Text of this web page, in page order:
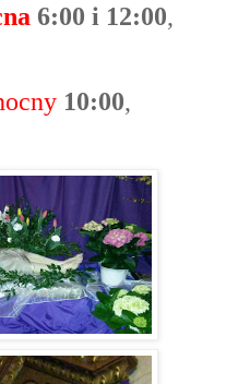
6:00 i 12:00,
10:00,